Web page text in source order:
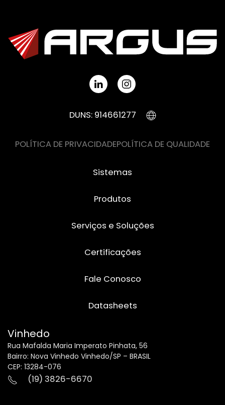
DUNS: 914661277
POLÍTICA DE PRIVACIDADEPOLÍTICA DE QUALIDADE
Sistemas
Produtos
Serviços e Soluções
Certificações
Fale Conosco
Datasheets
Vinhedo
Rua Mafalda Maria Imperato Pinhata, 56
Bairro: Nova Vinhedo Vinhedo/SP – BRASIL
CEP: 13284-076
(19) 3826-6670